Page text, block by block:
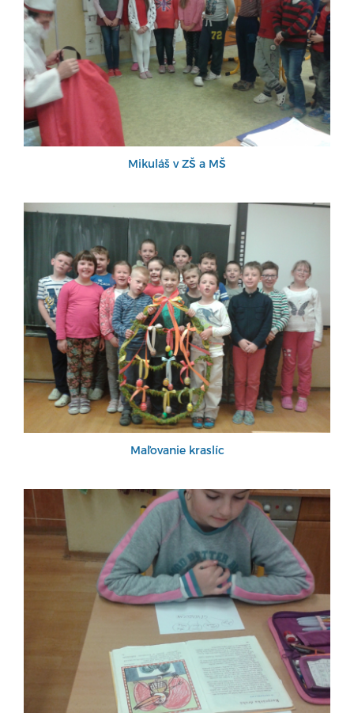
Mikuláš v ZŠ a MŠ
Maľovanie kraslíc